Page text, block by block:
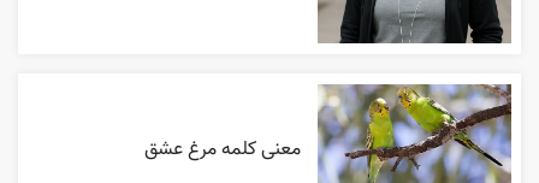
معنی کلمه مرغ عشق